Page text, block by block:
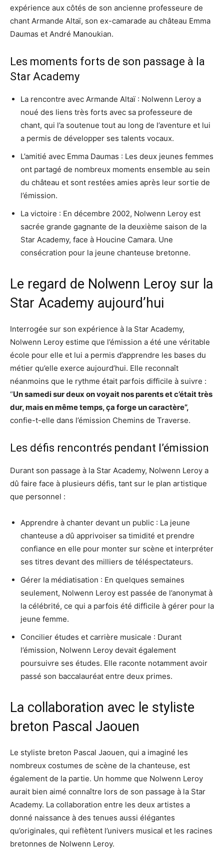
expérience aux côtés de son ancienne professeure de
chant Armande Altaï, son ex-camarade au château Emma
Daumas et André Manoukian.
Les moments forts de son passage à la
Star Academy
La rencontre avec Armande Altaï : Nolwenn Leroy a
noué des liens très forts avec sa professeure de
chant, qui l’a soutenue tout au long de l’aventure et lui
a permis de développer ses talents vocaux.
L’amitié avec Emma Daumas : Les deux jeunes femmes
ont partagé de nombreux moments ensemble au sein
du château et sont restées amies après leur sortie de
l’émission.
La victoire : En décembre 2002, Nolwenn Leroy est
sacrée grande gagnante de la deuxième saison de la
Star Academy, face à Houcine Camara. Une
consécration pour la jeune chanteuse bretonne.
Le regard de Nolwenn Leroy sur la
Star Academy aujourd’hui
Interrogée sur son expérience à la Star Academy,
Nolwenn Leroy estime que l’émission a été une véritable
école pour elle et lui a permis d’apprendre les bases du
métier qu’elle exerce aujourd’hui. Elle reconnaît
néanmoins que le rythme était parfois difficile à suivre :
“Un samedi sur deux on voyait nos parents et c’était très
dur, mais en même temps, ça forge un caractère”,
confie-t-elle dans l’émission Chemins de Traverse.
Les défis rencontrés pendant l’émission
Durant son passage à la Star Academy, Nolwenn Leroy a
dû faire face à plusieurs défis, tant sur le plan artistique
que personnel :
Apprendre à chanter devant un public : La jeune
chanteuse a dû apprivoiser sa timidité et prendre
confiance en elle pour monter sur scène et interpréter
ses titres devant des milliers de téléspectateurs.
Gérer la médiatisation : En quelques semaines
seulement, Nolwenn Leroy est passée de l’anonymat à
la célébrité, ce qui a parfois été difficile à gérer pour la
jeune femme.
Concilier études et carrière musicale : Durant
l’émission, Nolwenn Leroy devait également
poursuivre ses études. Elle raconte notamment avoir
passé son baccalauréat entre deux primes.
La collaboration avec le styliste
breton Pascal Jaouen
Le styliste breton Pascal Jaouen, qui a imaginé les
nombreux costumes de scène de la chanteuse, est
également de la partie. Un homme que Nolwenn Leroy
aurait bien aimé connaître lors de son passage à la Star
Academy. La collaboration entre les deux artistes a
donné naissance à des tenues aussi élégantes
qu’originales, qui reflètent l’univers musical et les racines
bretonnes de Nolwenn Leroy.